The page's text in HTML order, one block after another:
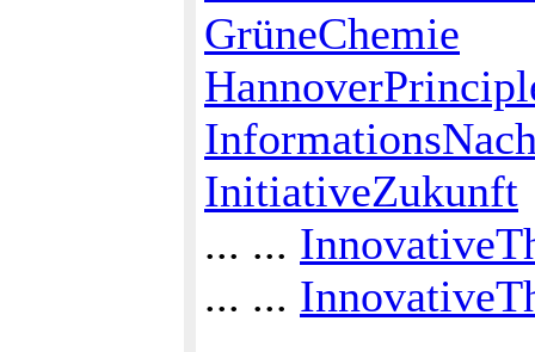
GrüneChemie
InitiativeZukunft
... ...
... ...